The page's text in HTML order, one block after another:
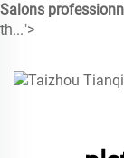
Salons
th...">